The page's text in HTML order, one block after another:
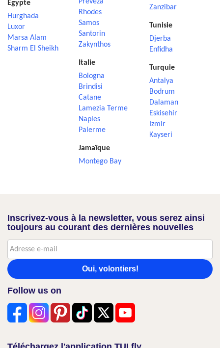
Egypte
Hurghada
Luxor
Marsa Alam
Sharm El Sheikh
Rhodes
Samos
Santorin
Zakynthos
Italie
Bologna
Brindisi
Catane
Lamezia Terme
Naples
Palerme
Jamaïque
Montego Bay
Zanzibar
Tunisie
Djerba
Enfidha
Turquie
Antalya
Bodrum
Dalaman
Eskisehir
Izmir
Kayseri
Inscrivez-vous à la newsletter, vous serez ainsi
toujours au courant des dernières nouvelles
Oui, volontiers!
Follow us on